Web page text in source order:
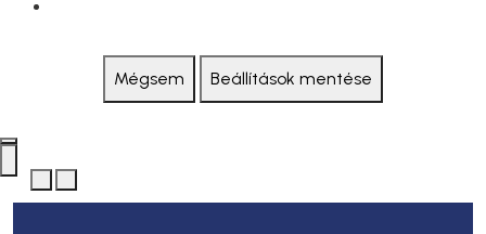
Mégsem Beállítások mentése